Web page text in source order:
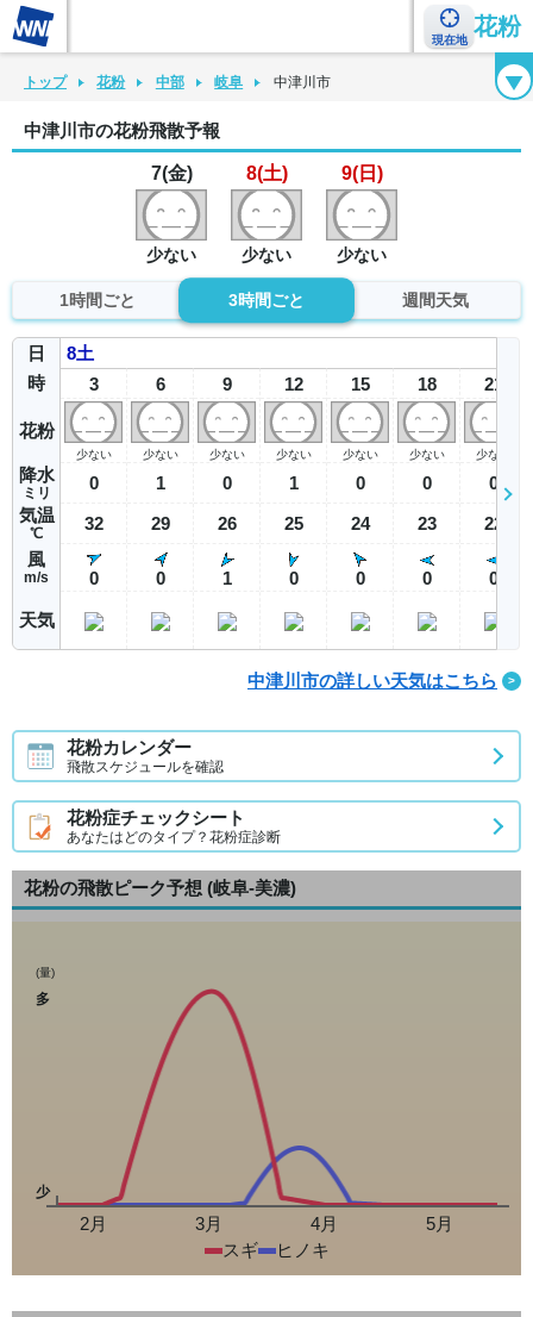
現在地
花粉
花粉カレンダー 花粉図鑑 花粉症チェックシート 花粉症ハンドブック
トップ 花粉 中部 岐阜 中津川市
中津川市の花粉飛散予報
7(金)
少ない
8(土)
少ない
9(日)
少ない
1時間ごと 3時間ごと 週間天気
日
時
花粉
降水
ミリ
気温
℃
風
m/s
天気
8土
3
少ない
0
32
0
6
少ない
1
29
0
9
少ない
0
26
1
12
少ない
1
25
0
15
少ない
0
24
0
18
少ない
0
23
0
21
少ない
0
22
0
中津川市の詳しい天気はこちら
花粉カレンダー
飛散スケジュールを確認
花粉症チェックシート
あなたはどのタイプ？花粉症診断
花粉の飛散ピーク予想 (岐阜-美濃)
(量)
多
少
2月 3月 4月
5月
スギ
ヒノキ